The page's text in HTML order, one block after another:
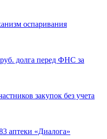
оспаривания
долга перед ФНС за
закупок без учета
аптеки «Диалога»